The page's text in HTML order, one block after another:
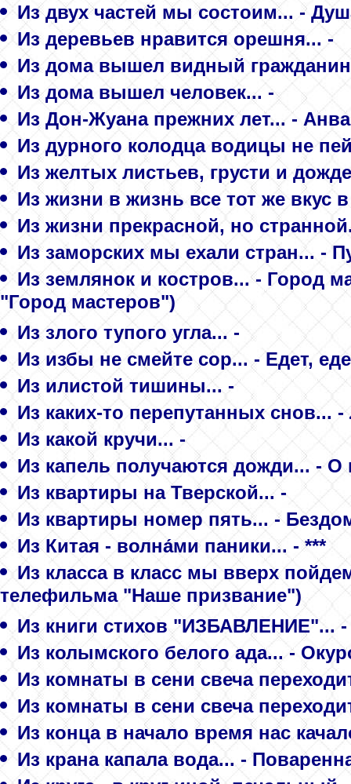
Из двух частей мы состоим... -
Из деревьев нравится орешня... -
Из дома вышел видный
Из дома вышел человек... -
Из Дон-Жуана прежних лет... -
Из дурного колодца водицы не
Из желтых листьев, грусти и
Из жизни в жизнь все тот же вкус
Из жизни прекрасной, но
Из заморских мы ехали стран... -
Из землянок и костров... - Город
"Город мастеров")
Из злого тупого угла... -
Из избы не смейте сор... - Едет,
Из илистой тишины... -
Из каких-то перепутанных
Из какой кручи... -
Из капель получаются дожди... - О
Из квартиры на Тверской... -
Из квартиры номер пять... -
Из Китая - волна́ми паники... - ***
Из класса в класс мы вверх
телефильма "Наше призвание")
Из книги стихов "ИЗБАВЛЕНИЕ"... -
Из колымского белого ада... -
Из комнаты в сени свеча
Из комнаты в сени свеча
Из конца в начало время нас
Из крана капала вода... -